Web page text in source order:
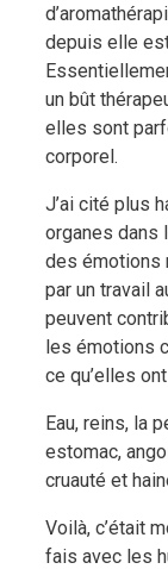
depuis elle
un bût
elles sont
corporel.
J’ai cité plus
organes dans
des émotions
par un travail
peuvent
les émotions
ce qu’elles
Eau, reins, la
estomac,
cruauté et
Voilà, c’était
fais avec les